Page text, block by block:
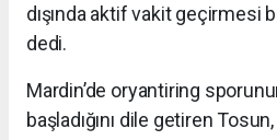
dışında aktif vakit geçirmesi
dedi.
Mardin’de oryantiring
başladığını dile getiren